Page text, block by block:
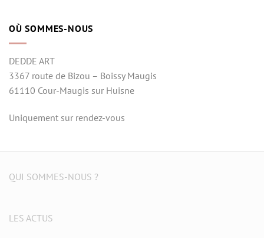
OÙ SOMMES-NOUS
DEDDE ART
3367 route de Bizou – Boissy Maugis
61110 Cour-Maugis sur Huisne
Uniquement sur rendez-vous
QUI SOMMES-NOUS ?
LES ACTUS